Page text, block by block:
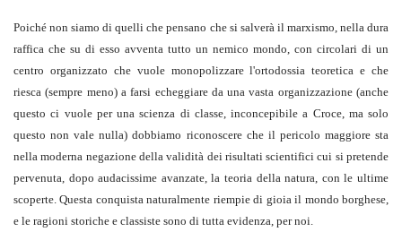
Poiché non siamo di quelli che pensano che si salverà il marxismo, nella dura
raffica che su di esso avventa tutto un nemico mondo, con circolari di un
centro organizzato che vuole monopolizzare l'ortodossia teoretica e che
riesca (sempre meno) a farsi echeggiare da una vasta organizzazione (anche
questo ci vuole per una scienza di classe, inconcepibile a Croce, ma solo
questo non vale nulla) dobbiamo riconoscere che il pericolo maggiore sta
nella moderna negazione della validità dei risultati scientifici cui si pretende
pervenuta, dopo audacissime avanzate, la teoria della natura, con le ultime
scoperte. Questa conquista naturalmente riempie di gioia il mondo borghese,
e le ragioni storiche e classiste sono di tutta evidenza, per noi.